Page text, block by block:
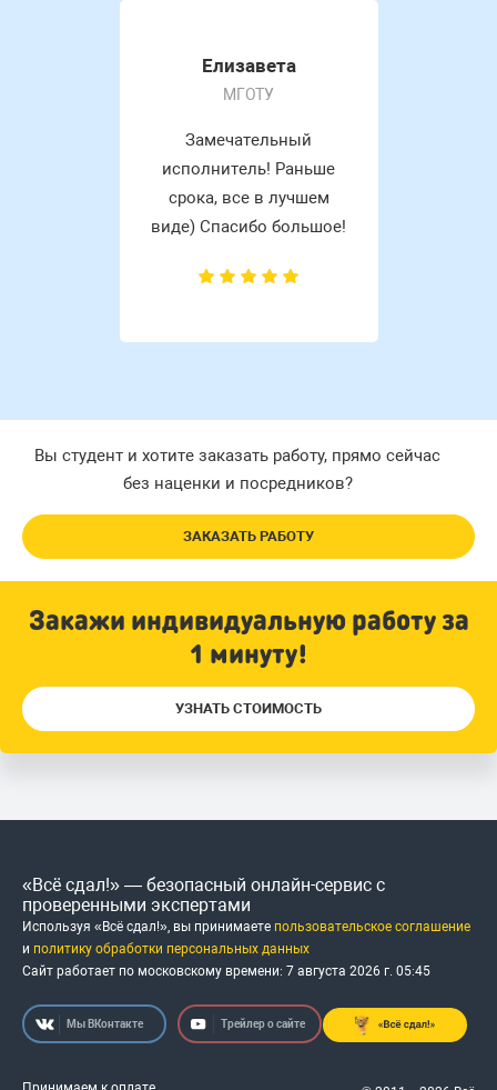
Елизавета
МГОТУ
Замечательный
исполнитель! Раньше
срока, все в лучшем
виде) Спасибо большое!
Вы студент и хотите заказать работу, прямо сейчас
без наценки и посредников?
ЗАКАЗАТЬ РАБОТУ
Закажи индивидуальную работу за
1 минуту!
УЗНАТЬ СТОИМОСТЬ
«Всё сдал!» — безопасный онлайн-сервис с
проверенными экспертами
Используя «Всё сдал!», вы принимаете пользовательское соглашение
и политику обработки персональных данных
Сайт работает по московскому времени: 7 августа 2026 г. 05:45
Мы ВКонтакте Трейлер о сайте